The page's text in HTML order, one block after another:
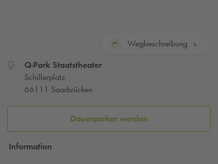
Wegbeschreibung
Q-ParkStaatstheater
Schillerplatz
66111 Saarbrücken
Dauerparker werden
Information